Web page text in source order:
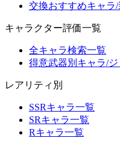
交換おすすめキャラ
キャラクター評価一覧
全キャラ検索一覧
得意武器別キャラ/
レアリティ別
SSRキャラ一覧
SRキャラ一覧
Rキャラ一覧